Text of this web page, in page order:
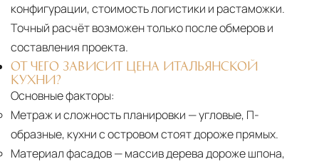
конфигурации, стоимость логистики и растаможки.
Точный расчёт возможен только после обмеров и
составления проекта.
ОТ ЧЕГО ЗАВИСИТ ЦЕНА ИТАЛЬЯНСКОЙ
КУХНИ?
Основные факторы:
Метраж и сложность планировки — угловые, П-
образные, кухни с островом стоят дороже прямых.
Материал фасадов— массив дерева дороже шпона,